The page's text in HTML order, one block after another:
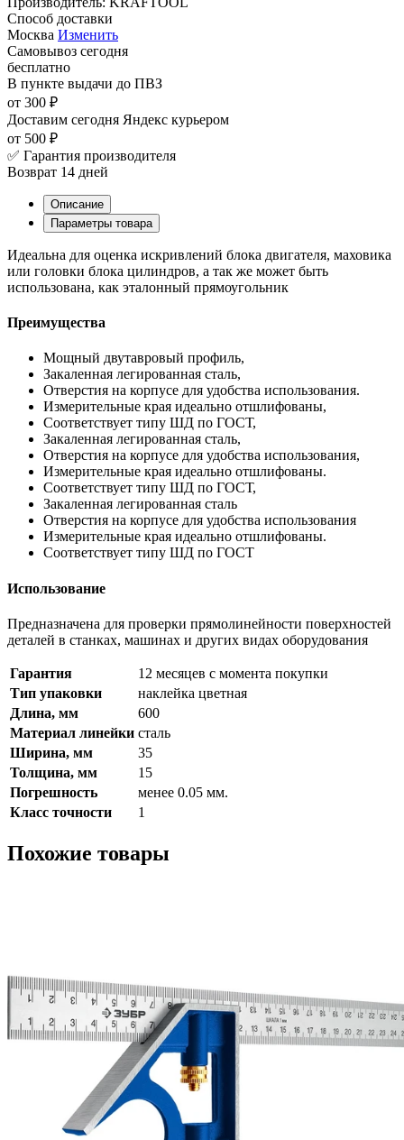
Способ доставки
Москва Изменить
Самовывоз сегодня
бесплатно
В пункте выдачи до ПВЗ
от 300 ₽
Доставим сегодня Яндекс курьером
от 500 ₽
✅ Гарантия производителя
Возврат 14 дней
Описание
Параметры товара
Идеальна для оценка искривлений блока двигателя, маховика
или головки блока цилиндров, а так же может быть
использована, как эталонный прямоугольник
Преимущества
Мощный двутавровый профиль,
Закаленная легированная сталь,
Отверстия на корпусе для удобства использования.
Измерительные края идеально отшлифованы,
Соответствует типу ШД по ГОСТ,
Закаленная легированная сталь,
Отверстия на корпусе для удобства использования,
Измерительные края идеально отшлифованы.
Соответствует типу ШД по ГОСТ,
Закаленная легированная сталь
Отверстия на корпусе для удобства использования
Измерительные края идеально отшлифованы.
Соответствует типу ШД по ГОСТ
Использование
Предназначена для проверки прямолинейности поверхностей
деталей в станках, машинах и других видах оборудования
Гарантия
12 месяцев с момента покупки
Тип упаковки
наклейка цветная
Длина, мм
600
Материал линейки сталь
Ширина, мм
35
Толщина, мм
15
Погрешность
менее 0.05 мм.
Класс точности
1
Похожие товары